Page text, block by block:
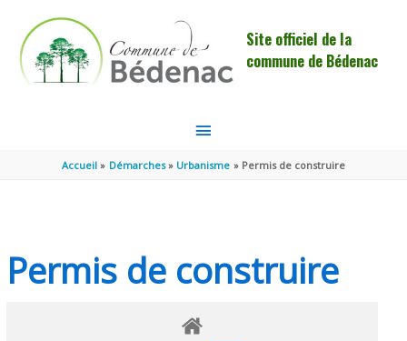
Site officiel de la
commune de Bédenac
MENU
PRINCIPAL
Accueil Démarches Urbanisme Permis de construire
Permis de construire